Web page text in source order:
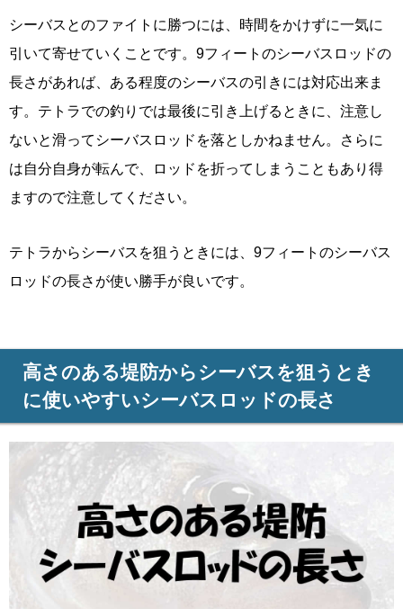
シーバスとのファイトに勝つには、時間をかけずに一気に
引いて寄せていくことです。9フィートのシーバスロッドの
長さがあれば、ある程度のシーバスの引きには対応出来ま
す。テトラでの釣りでは最後に引き上げるときに、注意し
ないと滑ってシーバスロッドを落としかねません。さらに
は自分自身が転んで、ロッドを折ってしまうこともあり得
ますので注意してください。
テトラからシーバスを狙うときには、9フィートのシーバス
ロッドの長さが使い勝手が良いです。
高さのある堤防からシーバスを狙うとき
に使いやすいシーバスロッドの長さ